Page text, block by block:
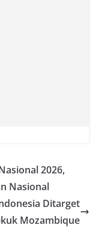
2026,
Nasional
Ditarget
Mozambique